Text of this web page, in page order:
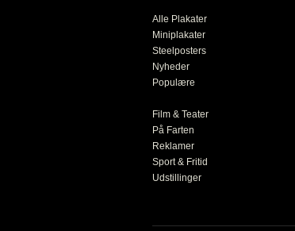
Alle Plakater
Miniplakater
Steelposters
Nyheder
Populære
Film & Teater
På Farten
Reklamer
Sport & Fritid
Udstillinger